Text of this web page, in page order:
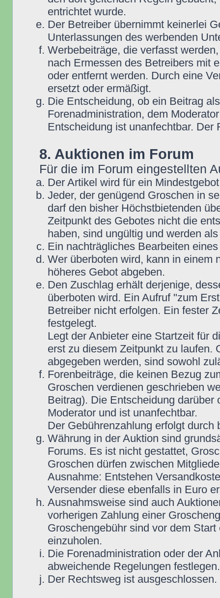
entrichtet wurde.
Der Betreiber übernimmt keinerlei
Unterlassungen des werbenden
Werbebeiträge, die verfasst
nach Ermessen des Betreibers mit
oder entfernt werden. Durch eine
ersetzt oder ermäßigt.
Die Entscheidung, ob ein Beitrag
Forenadministration, dem
Entscheidung ist unanfechtbar.
8. Auktionen im Forum
Für die im Forum eingestellten
Der Artikel wird für ein
Jeder, der genügend Groschen in
darf den bisher Höchstbietenden
Zeitpunkt des Gebotes nicht die
haben, sind ungültig und werden
Ein nachträgliches Bearbeiten
Wer überboten wird, kann in einem
höheres Gebot abgeben.
Den Zuschlag erhält derjenige,
überboten wird. Ein Aufruf "zum
Betreiber nicht erfolgen. Ein fester
festgelegt.
Legt der Anbieter eine Startzeit für
erst zu diesem Zeitpunkt zu laufen.
abgegeben werden, sind sowohl
Forenbeiträge, die keinen Bezug
Groschen verdienen geschrieben
Beitrag). Die Entscheidung darüber
Moderator und ist unanfechtbar.
Der Gebührenzahlung erfolgt durch
Währung in der Auktion sind
Forums. Es ist nicht gestattet,
Groschen dürfen zwischen
Ausnahme: Entstehen
Versender diese ebenfalls in Euro
Ausnahmsweise sind auch
vorherigen Zahlung einer
Groschengebühr sind vor dem
einzuholen.
Die Forenadministration oder der
abweichende Regelungen festlegen.
Der Rechtsweg ist ausgeschlossen.